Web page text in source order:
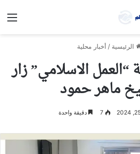
الرئيسية / أخبار محلية
الاسلامي” زار
ماهر حمود
7 دقيقة واحدة